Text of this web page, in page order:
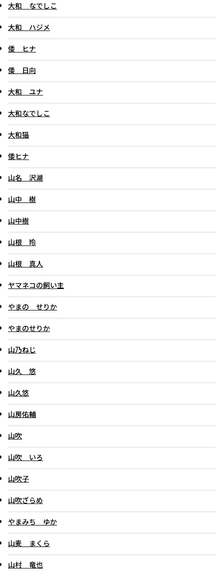
大和 なでしこ
大和 ハジメ
倭 ヒナ
倭 日向
大和 ユナ
大和なでしこ
大和猫
倭ヒナ
山名 沢湖
山中 樹
山中樹
山根 玲
山根 真人
ヤマネコの飼い主
やまの せりか
やまのせりか
山乃ねじ
山久 悠
山久悠
山房佑輔
山吹
山吹 いろ
山吹子
山吹ざらめ
やまみち ゆか
山麦 まくら
山村 竜也